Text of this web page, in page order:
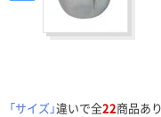
「サイズ」違いで全22商品あ